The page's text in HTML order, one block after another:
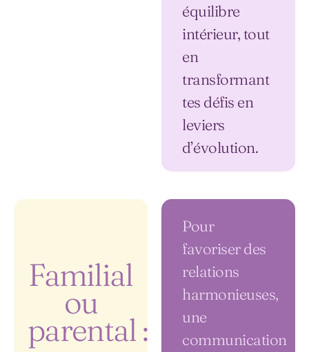
équilibre
intérieur, tout
en
transformant
tes défis en
leviers
d’évolution.
Familial
ou
parental :
Pour
favoriser des
relations
harmonieuses,
une
communication